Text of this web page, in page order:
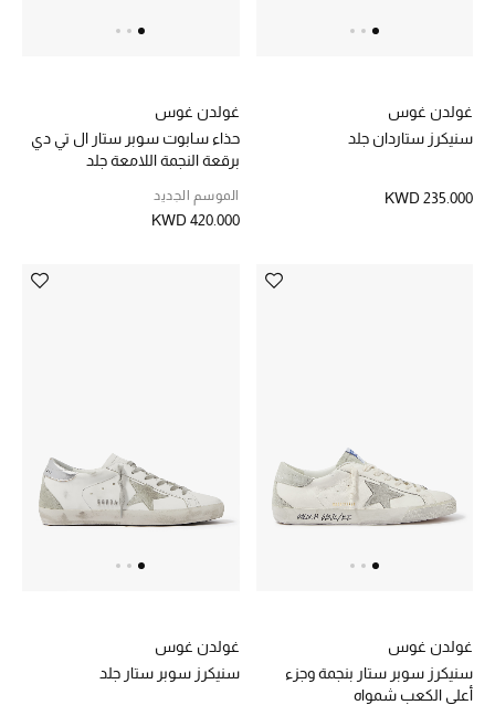
غولدن غوس
سنيكرز ستاردان جلد
KWD 235.000
غولدن غوس
حذاء سابوت سوبر ستار ال تي دي
برقعة النجمة اللامعة جلد
الموسم الجديد
KWD 420.000
غولدن غوس
سنيكرز سوبر ستار بنجمة وجزء
أعلى الكعب شمواه
غولدن غوس
سنيكرز سوبر ستار جلد